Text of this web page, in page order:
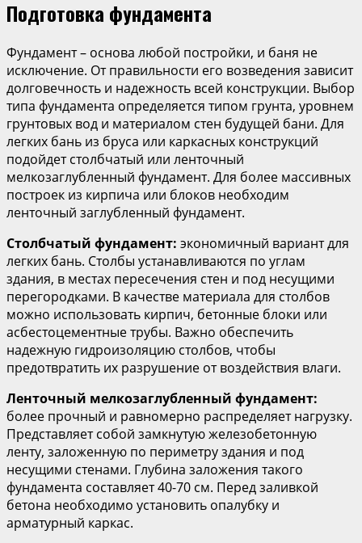
Подготовка фундамента
Фундамент – основа любой постройки, и баня не
исключение. От правильности его возведения зависит
долговечность и надежность всей конструкции. Выбор
типа фундамента определяется типом грунта, уровнем
грунтовых вод и материалом стен будущей бани. Для
легких бань из бруса или каркасных конструкций
подойдет столбчатый или ленточный
мелкозаглубленный фундамент. Для более массивных
построек из кирпича или блоков необходим
ленточный заглубленный фундамент.
Столбчатый фундамент: экономичный вариант для
легких бань. Столбы устанавливаются по углам
здания, в местах пересечения стен и под несущими
перегородками. В качестве материала для столбов
можно использовать кирпич, бетонные блоки или
асбестоцементные трубы. Важно обеспечить
надежную гидроизоляцию столбов, чтобы
предотвратить их разрушение от воздействия влаги.
Ленточный мелкозаглубленный фундамент:
более прочный и равномерно распределяет нагрузку.
Представляет собой замкнутую железобетонную
ленту, заложенную по периметру здания и под
несущими стенами. Глубина заложения такого
фундамента составляет 40-70 см. Перед заливкой
бетона необходимо установить опалубку и
арматурный каркас.